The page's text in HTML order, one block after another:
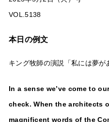
VOL.5138
本日の例文
キング牧師の演説「私には夢が
In a sense we’ve come to
check. When the architects
magnificent words of the